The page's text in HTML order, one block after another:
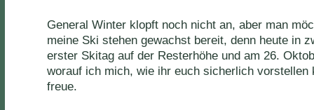
General Winter klopft noch nicht an, aber man
meine Ski stehen gewachst bereit, denn heute in
erster Skitag auf der Resterhöhe und am 26.
worauf ich mich, wie ihr euch sicherlich vorstellen
freue.